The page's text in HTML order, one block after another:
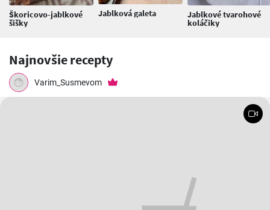
Škoricovo-jablkové
šišky
Jablková galeta Jablkové tvarohové
koláčiky
Najnovšie recepty
Varim_Susmevom